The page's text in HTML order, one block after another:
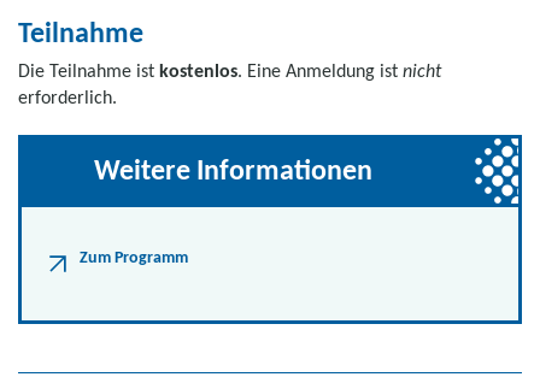
Teilnahme
Die Teilnahme ist kostenlos. Eine Anmeldung ist nicht
erforderlich.
Weitere Informationen
Zum Programm